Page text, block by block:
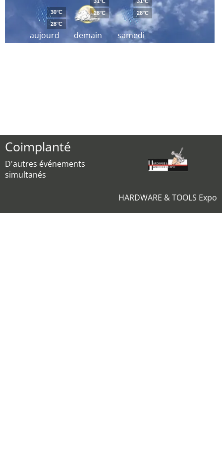
aujourd
´hui
30°C
28°C
demain
28°C
samedi
28°C
Coimplanté
D'autres événements
simultanés
HARDWARE & TOOLS Expo